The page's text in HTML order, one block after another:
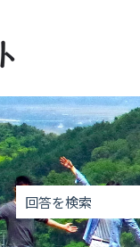
これは
検索フィールドが